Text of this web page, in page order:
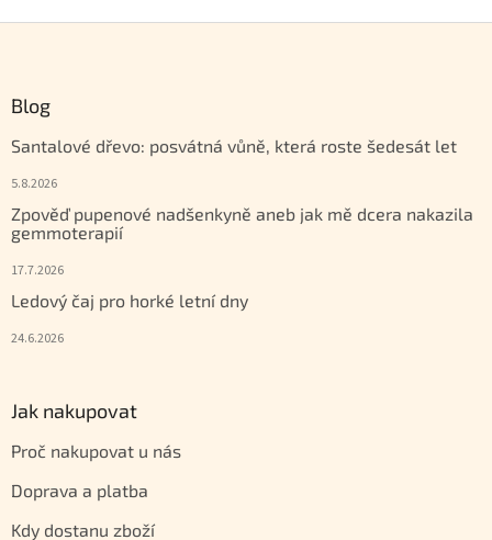
Blog
Santalové dřevo: posvátná vůně, která roste šedesát let
5.8.2026
Zpověď pupenové nadšenkyně aneb jak mě dcera nakazila
gemmoterapií
17.7.2026
Ledový čaj pro horké letní dny
24.6.2026
Jak nakupovat
Proč nakupovat u nás
Doprava a platba
Kdy dostanu zboží